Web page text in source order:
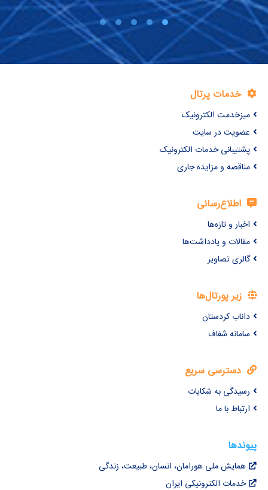
خدمات پرتال
میزخدمت الکترونیک
عضویت در سایت
پشتیبانی خدمات الکترونیک
مناقصه و مزایده جاری
اطلاع‌رسانی
اخبار و تازه‌ها
مقالات و یادداشت‌ها
گالری تصاویر
زیر پورتال‌ها
داناب کردستان
سامانه شفاف
دسترسی سریع
رسیدگی به شکایات
ارتباط با ما
پیوندها
همایش ملی هورامان، انسان، طبیعت، زندگی
خدمات الکترونیکی ایران